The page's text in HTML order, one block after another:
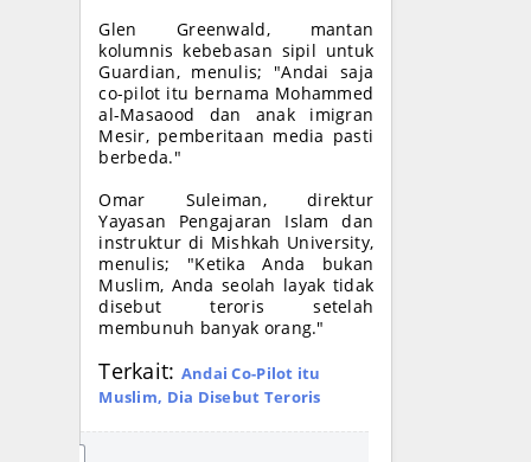
Glen Greenwald, mantan
kolumnis kebebasan sipil untuk
Guardian, menulis; "Andai saja
co-pilot itu bernama Mohammed
al-Masaood dan anak imigran
Mesir, pemberitaan media pasti
berbeda."
Omar Suleiman, direktur
Yayasan Pengajaran Islam dan
instruktur di Mishkah University,
menulis; "Ketika Anda bukan
Muslim, Anda seolah layak tidak
disebut teroris setelah
membunuh banyak orang."
Terkait: Andai Co-Pilot itu
Muslim, Dia Disebut Teroris